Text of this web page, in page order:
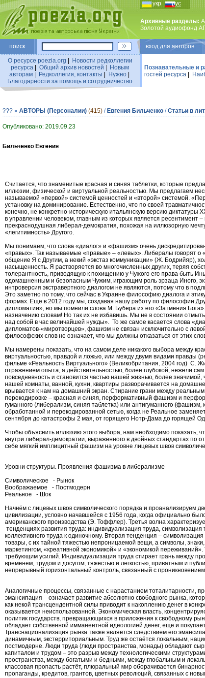
укр рус
Архивные разделы:
Золотой аудиофонд
поиск вход для авторов
О ресурсе poezia.org
Новости редколлегии
ресурса
Общий архив новостей
Новым
авторам| Редколлегия, контакты Нужно|
Благодарности за помощь и сотрудничество
Познавательные и
гостей ресурса
??? » АВТОРЫ (Персоналии) (415) / Евгения Бильченко /Статьи в
Опубликовано: 2019.09.23
Бильченко Евгения
Считается, что знаменитые красная и синяя таблетки, которые
иллюзии, физической и виртуальной реальностью. Мы предлагаем
называемой «первой» системой ценностей и «второй» системой.
установку на доминирование. Естественно, что по своей
конечно, не конкретно-историческую итальянскую версию
в управлении человеком, главным из которых является ресентимент
прекраснодушная либерал-демократия, похожая на иллюзорную
«легитимность» Другого.
Мы понимаем, что слова «диалог» и «фашизм» очень
«правых». Так называемые «правые» – «левых». Либералы говорят
общение Я с Другим, а некий «экстаз коммуникации» (Ж. Бодрийяр),
насыщенность. Я растворяется во многочисленных других, теряя
толерантность, приводящую к похищению у Чужого его права быть
одомашненным и безопасным Чужим, играющим роль эрзаца Иного,
интроверсия экстравертного диалогом не являются, потому что в
Это заметно по тому, что сейчас в Украине философию диалога и
формах. Еще в 2012 году мы, создавая нашу работу по философии
дипломатии», но мы помнили слова М. Бубера из его «Затмения
назначению словам! Но так их не избавишь. Мы не в состоянии
над собой в час величайшей нужды». То же самое касается слова
дипломатов-«миротворцев», фашизм не связан исключительно с
философских слов не означает, что мы должны отказаться от этих
Мы намерены показать, что на самом деле никакого выбора между
виртуальностью, правдой и ложью, или между двумя видами правды
фильме «Реальность Виртуального» (Великобритания, 2004 год) С.
отражением опыта, а действительностью, более глубокой, нежели
повседневность и становится частью нашей жизнью, более
нашей комнаты, ванной, кухни, квартиры разворачивается на
врывается к нам на домашний экран. Стирание грани между
перекодировке – красная и синяя, перформативный фашизм и
гуманного (либерализм, синяя таблетка) или антигуманного
обработанной и перекодированной сетью, когда не Реальное
сентября до катастрофы 2 мая, от горящего Нотр-Дама до горящей
Чтобы объяснить иллюзию этого выбора, нам необходимо показать,
внутри либерал-демократии, выраженного в двойных стандартах по
себе мягкий имплицитный фашизм на уровне лицевых швов
Уровни структуры. Проявления фашизма в либерализме
Символическое - Рынок
Воображаемое - Постмодерн
Реальное - Шок
Начнём с лицевых швов символического порядка и проанализируем
цивилизации, условно начавшейся с 1956 года, когда официально
американского производства (Э. Тоффлер). Третья волна
тенденциях развития труда: индивидуализация труда,
коллективного труда к одиночному. Вторая тенденция –
товары, с их тайной тяжестью непроницаемой вещи, а символы,
маркетингом, «креативной экономикой» и «экономикой
требующим усилий. Индивидуализация труда стирает грань между
временем, трудом и досугом, тяжестью и легкостью, приватным и
непрерывный горизонтальный контроль, связанный с
Аналогичные процессы, связанные с нарастанием тоталитарности,
эмансипация – означает развитие абсолютно свободного рынка,
как некой трансцендентной силы приводит к накоплению денег в
оказывается неиспользованной. Экономическая власть,
политик государств, превращающихся в приложения к свободному
обладает собственной имманентной идеологией денег, еще и
Транснационализация рынка также является следствием его
динамичным, экстерриториальным. Труд же остаётся локальным,
постмодерне. Люди труда (люди пространства, монады) обладают
капиталом и трудом – это разрыв между технологическими
пространства, между богатыми и бедными, между глобальным и
классовая пропасть растёт, плюральный мир оборачивается
пропаганды, кредитов, грантов, цветных революций, связанных с